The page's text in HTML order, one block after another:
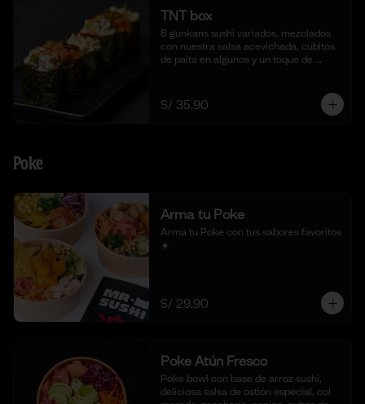
TNT box
8 gunkans sushi variados, mezclados
con nuestra salsa acevichada, cubitos
de palta en algunos y un toque de
S/ 35.90
Poke
Arma tu Poke
Arma tu Poke con tus sabores favoritos
☀️
S/ 29.90
Poke Atún Fresco
Poke bowl con base de arroz sushi,
deliciosa salsa de ostión especial, col